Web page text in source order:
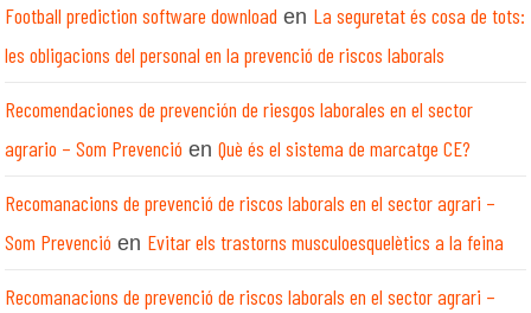
Football prediction software download en La seguretat és cosa de tots:
les obligacions del personal en la prevenció de riscos laborals
Recomendaciones de prevención de riesgos laborales en el sector
agrario – Som Prevenció enQuè és el sistema de marcatge CE?
Recomanacions de prevenció de riscos laborals en el sector agrari –
Som Prevenció en Evitar els trastorns musculoesquelètics a la feina
Recomanacions de prevenció de riscos laborals en el sector agrari –